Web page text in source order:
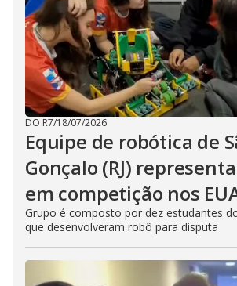
DO R7/18/07/2026
Equipe de robótica de
Gonçalo (RJ)
em competição nos
Grupo é composto por dez estudantes
que desenvolveram robô para disputa